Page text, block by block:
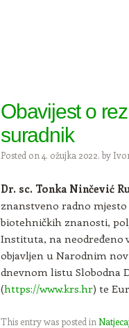
Obavijest o
suradnik
Posted on 4. ožujka 2022. by
Dr. sc. Tonka Ninčević
znanstveno radno
biotehničkih znanosti,
Instituta, na neodređeno
objavljen u Narodnim
dnevnom listu Slobodna
(https://www.krs.hr) te
This entry was posted in